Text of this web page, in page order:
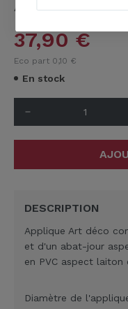
Applique Art déco
37,90€
Eco part 0,10 €
En stock
remove
DESCRIPTION
Applique Art déco
et d'un abat-jour
en PVC aspect laiton
Diamètre de